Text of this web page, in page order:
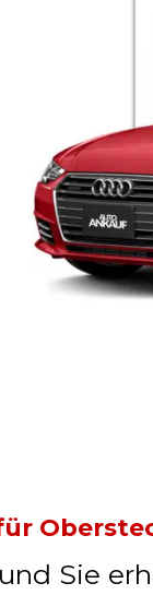
Sie